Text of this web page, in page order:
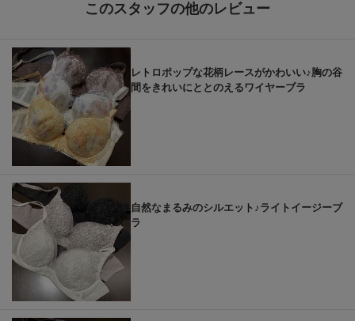
このスタッフの他のレビュー
レトロポップな花柄レースがかわいい♪胸の谷
間をきれいにととのえるワイヤーブラ
自然なまるみのシルエット♪ライトイージーブ
ラ